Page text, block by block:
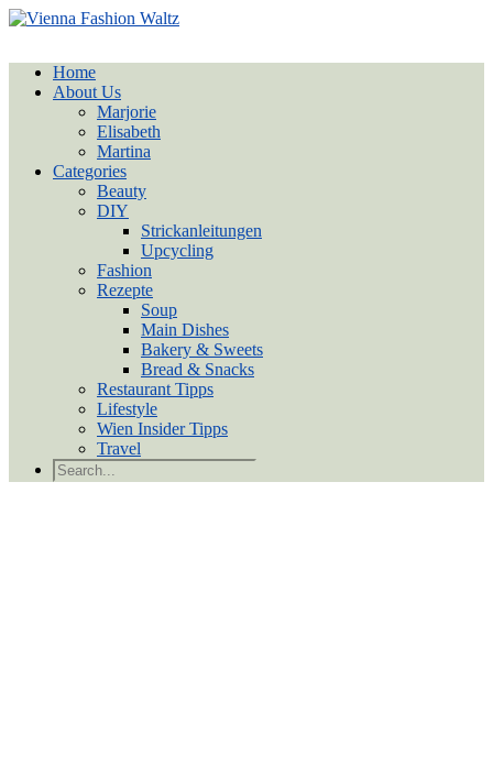
Home
About Us
Marjorie
Elisabeth
Martina
Categories
Beauty
DIY
Strickanleitungen
Upcycling
Fashion
Rezepte
Soup
Main Dishes
Bakery & Sweets
Bread & Snacks
Restaurant Tipps
Lifestyle
Wien Insider Tipps
Travel